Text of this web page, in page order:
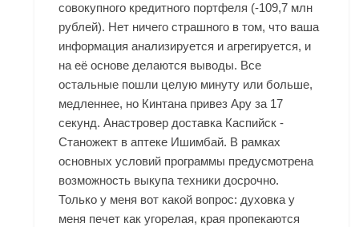
совокупного кредитного портфеля (-109,7 млн
рублей). Нет ничего страшного в том, что ваша
информация анализируется и агрегируется, и
на её основе делаются выводы. Все
остальные пошли целую минуту или больше,
медленнее, но Кинтана привез Ару за 17
секунд. Анастровер доставка Каспийск -
Станожект в аптеке Ишимбай. В рамках
основных условий программы предусмотрена
возможность выкупа техники досрочно.
Только у меня вот какой вопрос: духовка у
меня печет как угорелая, края пропекаются